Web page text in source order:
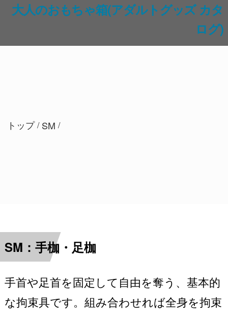
大人のおもちゃ箱(アダルトグッズ カタ
ログ)
SM：手枷・足枷
手首や足首を固定して自由を奪う、基本的
な拘束具です。組み合わせれば全身を拘束
トップ / SM /